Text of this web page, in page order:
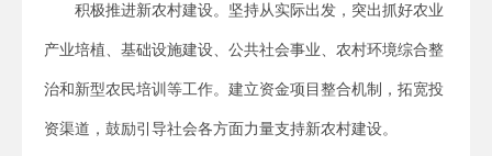
积极推进新农村建设。坚持从实际出发，突出抓好农业
产业培植、基础设施建设、公共社会事业、农村环境综合整
治和新型农民培训等工作。建立资金项目整合机制，拓宽投
资渠道，鼓励引导社会各方面力量支持新农村建设。